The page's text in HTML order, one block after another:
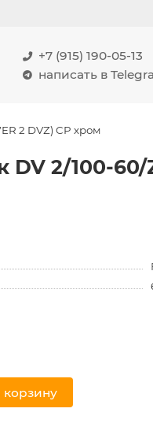
+7 (915) 190-05-13
написать в
2 DVZ) CP хром
2/100-60/
корзину